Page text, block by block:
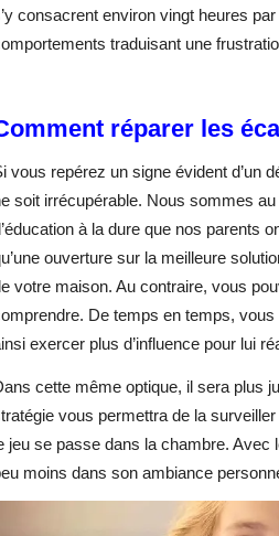
consacrent environ vingt heures
traduisant une
réparer les
vous repérez un signe évident d’un
soit irrécupérable. Nous sommes
à la dure que nos parents
ouverture sur la meilleure
votre maison. Au contraire, vous
De temps en temps,
exercer plus d’influence pour lui
cette même optique, il sera plus
vous permettra de la
jeu se passe dans la chambre. Avec
moins dans son ambiance